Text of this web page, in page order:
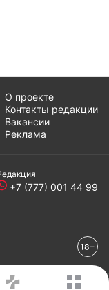
О проекте
Контакты редакции
Вакансии
Реклама
+7 (777) 001 44 99